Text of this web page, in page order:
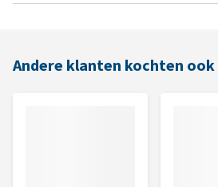
Andere klanten kochten ook